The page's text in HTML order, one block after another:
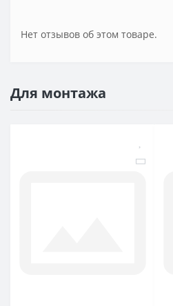
Нет отзывов об этом товаре.
Для монтажа